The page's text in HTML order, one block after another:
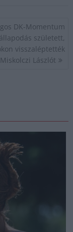
DK-Momentum
született,
visszaléptették
Miskolczi Lászlót